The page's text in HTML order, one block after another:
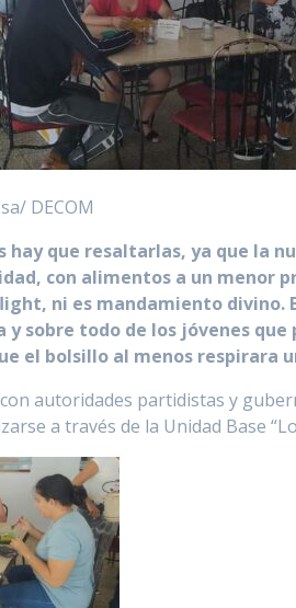
DECOM
hay que resaltarlas, ya que la
con alimentos a un menor
ni es mandamiento divino.
sobre todo de los jóvenes
el bolsillo al menos respirara
autoridades partidistas y
a través de la Unidad Base